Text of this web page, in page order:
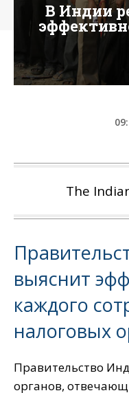
В Индии
The
выяснит
каждого
налоговых
Правительство
органов,